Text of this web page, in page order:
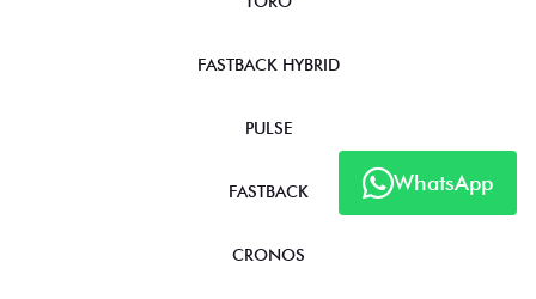
WhatsApp
FASTBACK HYBRID
PULSE
FASTBACK
CRONOS